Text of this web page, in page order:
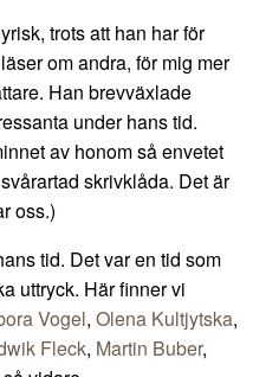
trots att han har för
om andra, för mig mer
Han brevväxlade
under hans tid.
av honom så envetet
skrivklåda. Det är
oss.)
tid. Det var en tid som
uttryck. Här finner vi
Vogel, Olena Kultjytska,
Fleck, Martin Buber,